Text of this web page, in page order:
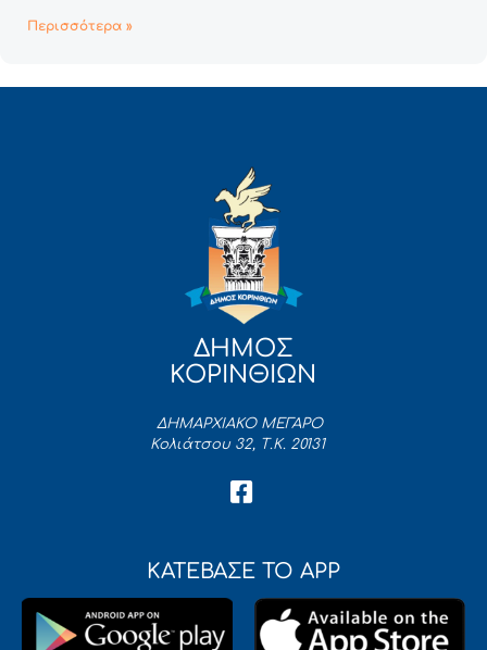
Περισσότερα »
ΔΗΜΟΣ
ΚΟΡΙΝΘΙΩΝ
ΔΗΜΑΡΧΙΑΚΟ ΜΕΓΑΡΟ
Κολιάτσου 32, Τ.Κ. 20131
ΚΑΤΕΒΑΣΕ ΤΟ APP